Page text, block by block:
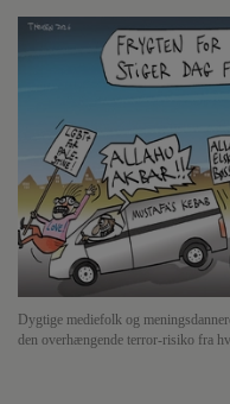
Dygtige mediefolk og
den overhængende terror-risiko fra